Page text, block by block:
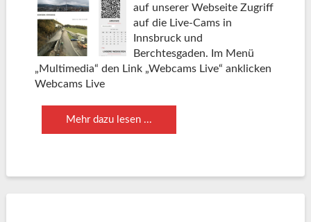
auf unserer Webseite Zugriff
auf die Live-Cams in
Innsbruck und
Berchtesgaden. Im Menü
„Multimedia“ den Link „Webcams Live“ anklicken
Webcams Live
Mehr dazu lesen ...